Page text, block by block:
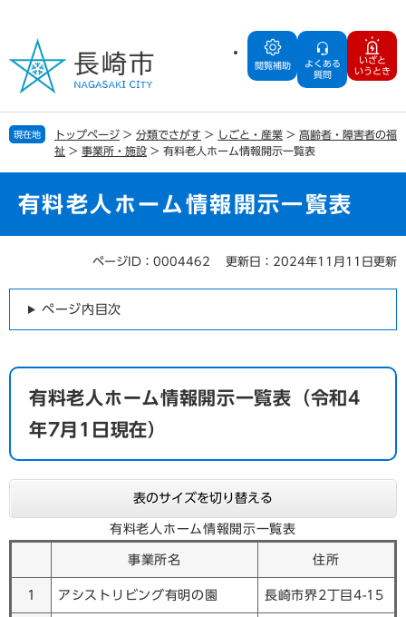
の
で
す
ー
ば
し
閲覧補助
よくある
質問
いざと
いうとき
現在地 トップページ > 分類でさがす > しごと・産業 > 高齢者・障害者の福
祉 > 事業所・施設 > 有料老人ホーム情報開示一覧表
有料老人ホーム情報開示一覧表
ページID：0004462 更新日：2024年11月11日更新
ページ内目次
有料老人ホーム情報開示一覧表（令和4
年7月1日現在）
表のサイズを切り替える
有料老人ホーム情報開示一覧表
事業所名 住所
1 アシストリビング有明の園 長崎市界2丁目4-15